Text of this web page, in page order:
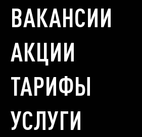
ВАКАНСИИ
АКЦИИ
ТАРИФЫ
УСЛУГИ